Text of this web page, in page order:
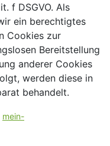
f DSGVO. Als
ein berechtigtes
Cookies zur
Bereitstellung
anderer Cookies
werden diese in
behandelt.
mein-